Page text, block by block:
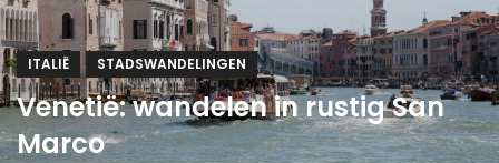
ITALIË STADSWANDELINGEN
Venetië: wandelen in rustig San
Marco